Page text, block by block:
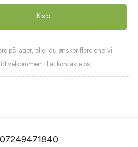
Køb
på lager, eller du ønsker flere end vi
velkommen til at kontakte os